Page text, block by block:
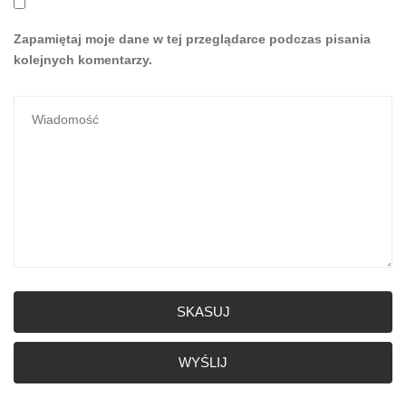
Zapamiętaj moje dane w tej przeglądarce podczas pisania
kolejnych komentarzy.
SKASUJ
WYŚLIJ